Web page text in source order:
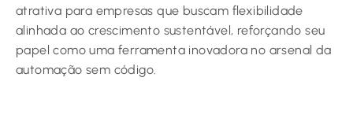
atrativa para empresas que buscam flexibilidade
alinhada ao crescimento sustentável, reforçando seu
papel como uma ferramenta inovadora no arsenal da
automação sem código.